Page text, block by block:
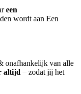
een
wordt aan Een
onafhankelijk van alle
altijd – zodat jij het